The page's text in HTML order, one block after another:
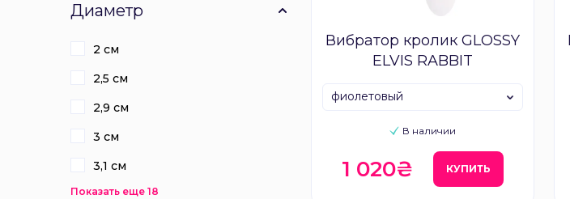
Диаметр
2 см
2,5 см
2,9 см
3 см
3,1 см
Показать еще 18
Вибратор кролик GLOSSY
ELVIS RABBIT
В наличии
фиолетовый
1 020₴ КУПИТЬ